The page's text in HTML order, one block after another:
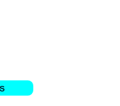
de la SSP-